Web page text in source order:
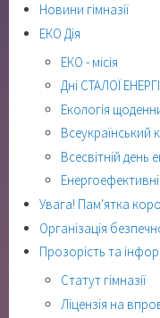
Новини гімназії
ЕКО Дія
ЕКО - місія
Дні СТАЛОЇ
Екологія
Всеукраїнський
Всесвітній день
Увага! Пам'ятка
Організація
Прозорість та
Статут гімназії
Ліцензія на